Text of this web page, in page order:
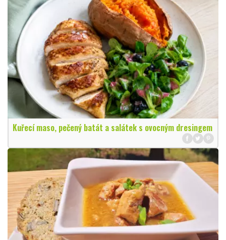
Kuřecí maso, pečený batát a salátek s ovocným dresingem